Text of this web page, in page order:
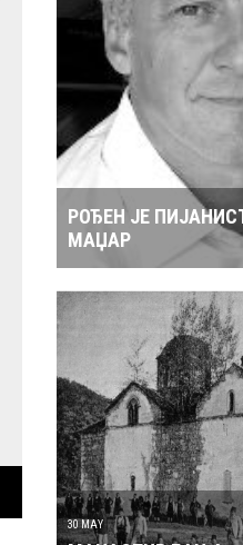
РОЂЕН ЈЕ
МАЏАР
30 MAY